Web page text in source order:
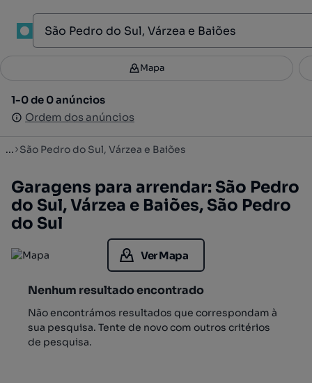
Filtros 3
1-0 de 0 anúncios
Ordem dos anúncios
Mapa
1-0 de 0 anúncios
Ordem dos anúncios
... São Pedro do Sul, Várzea e Baiões
Garagens para arrendar: São Pedro
do Sul, Várzea e Baiões, São Pedro
do Sul
Ver Mapa
Nenhum resultado encontrado
Não encontrámos resultados que correspondam à
sua pesquisa. Tente de novo com outros critérios
de pesquisa.